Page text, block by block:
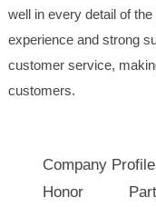
well in every detail of
experience and strong
customer service,
customers.
Company Profile
Honor